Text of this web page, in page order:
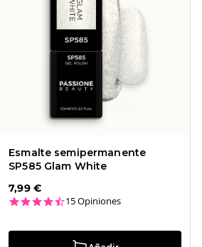
Esmalte semipermanente
SP585 Glam White
7,99 €
4.7 star rating
15 Opiniones